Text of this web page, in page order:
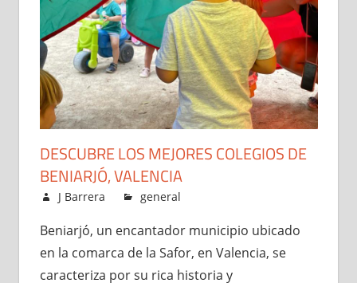
DESCUBRE LOS MEJORES COLEGIOS DE
BENIARJÓ, VALENCIA
agosto 2, 2024
J Barrera general
Beniarjó, un encantador municipio ubicado
en la comarca de la Safor, en Valencia, se
caracteriza por su rica historia y